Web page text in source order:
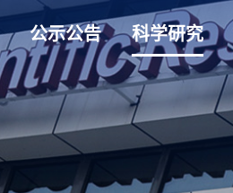
公示公告 科学研究